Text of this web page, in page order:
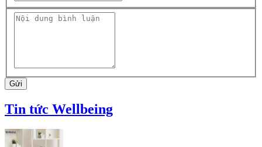
Gửi
Tin tức Wellbeing